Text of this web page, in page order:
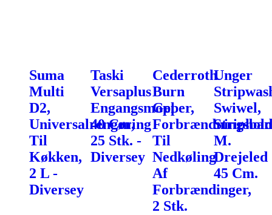
Suma
Multi
D2,
Universalrengøring
Til
Køkken,
2 L -
Diversey
Taski
Versaplus
Engangsmopper,
40 Cm,
25 Stk. -
Diversey
Cederroth
Burn
Gel
Til
Nedkøling
Af
Forbrændinger,
2 Stk.
Unger
Swiwel,
M.
Drejeled
45 Cm.